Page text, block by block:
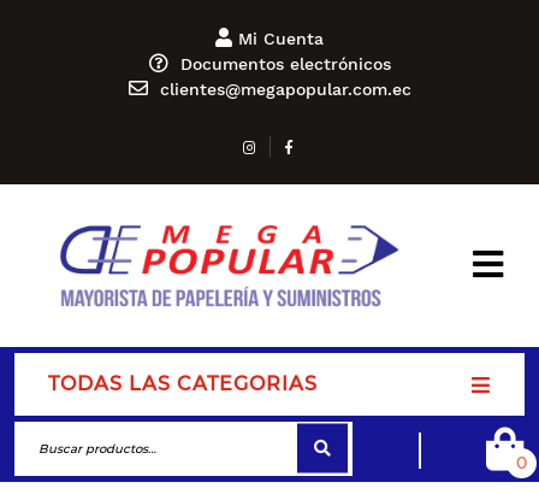
Mi Cuenta
Documentos electrónicos
clientes@megapopular.com.ec
TODAS LAS CATEGORIAS
0